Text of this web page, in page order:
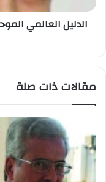
الدليل العالمي
مقالات ذات صلة